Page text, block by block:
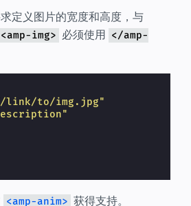
定义图片的宽度和高度，与
<amp-img> 必须使用 </amp-
link/to/img.jpg"
<amp-anim> 获得支持。